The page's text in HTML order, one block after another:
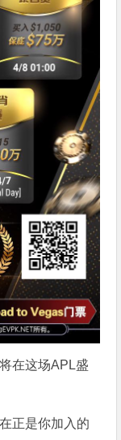
在这场APL盛
在正是你加入的